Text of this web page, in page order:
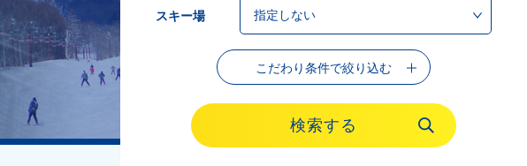
スキー場
こだわり条件で絞り込む
検索する